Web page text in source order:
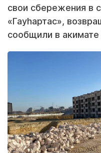
свои сбережения в
«Гауhартас»,
сообщили в акимате